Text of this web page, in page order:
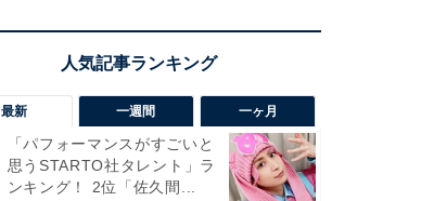
最新 一週間 一ヶ月
「パフォーマンスがすごいと
思うSTARTO社タレント」ラ
ンキング！ 2位「佐久間...